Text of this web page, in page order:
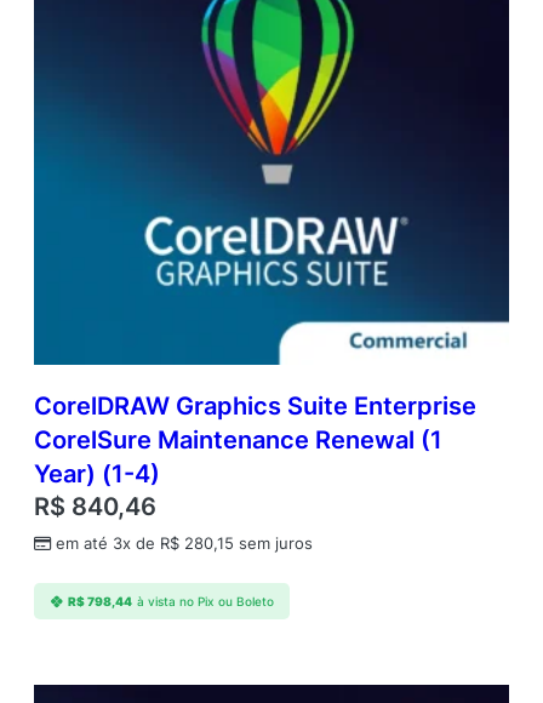
CorelDRAW Graphics Suite Enterprise
CorelSure Maintenance Renewal (1
Year) (1-4)
R$ 840,46
em até 3x de R$ 280,15 sem juros
R$798,44 à vista no Pix ou Boleto